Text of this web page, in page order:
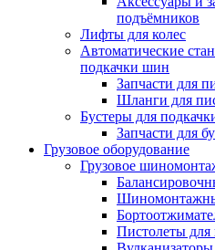
подъёмников
Лифты для колес
Автоматические
подкачки шин
Запчасти для
Шланги для
Бустеры для
Запчасти для
Грузовое оборудование
Грузовое
Пистолеты для